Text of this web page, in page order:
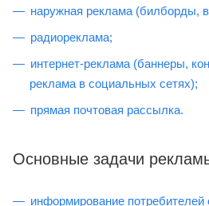
наружная реклама (билборды,
радиореклама;
интернет-реклама (баннеры,
реклама в социальных сетях);
прямая почтовая рассылка.
Основные задачи
информирование потребителей